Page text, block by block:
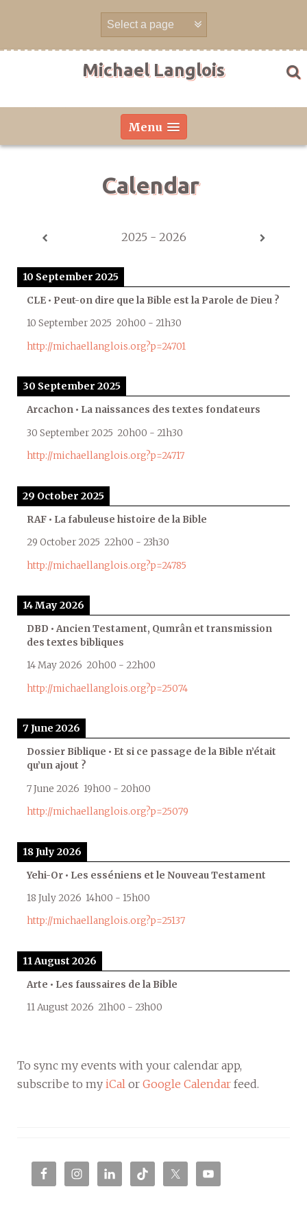
Michael Langlois
Menu
Calendar
2025 - 2026
10 September 2025
CLE • Peut-on dire que la Bible est la Parole de Dieu ?
10 September 2025 20h00 - 21h30
http://michaellanglois.org?p=24701
30 September 2025
Arcachon • La naissances des textes fondateurs
30 September 2025 20h00 - 21h30
http://michaellanglois.org?p=24717
29 October 2025
RAF • La fabuleuse histoire de la Bible
29 October 2025 22h00 - 23h30
http://michaellanglois.org?p=24785
14 May 2026
DBD • Ancien Testament, Qumrân et transmission
des textes bibliques
14 May 2026 20h00 - 22h00
http://michaellanglois.org?p=25074
7 June 2026
Dossier Biblique • Et si ce passage de la Bible n’était
qu’un ajout ?
7 June 2026 19h00 - 20h00
http://michaellanglois.org?p=25079
18 July 2026
Yehi-Or • Les esséniens et le Nouveau Testament
18 July 2026 14h00 - 15h00
http://michaellanglois.org?p=25137
11 August 2026
Arte • Les faussaires de la Bible
11 August 2026 21h00 - 23h00
To sync my events with your calendar app,
subscribe to my iCal or Google Calendar feed.